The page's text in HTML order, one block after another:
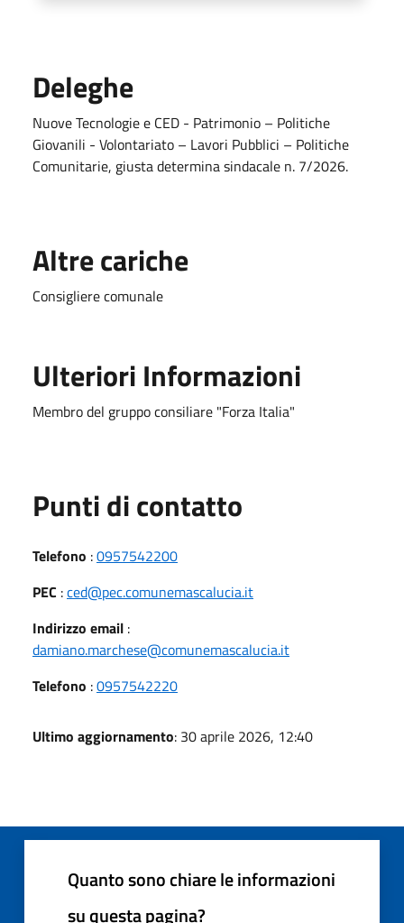
Deleghe
Nuove Tecnologie e CED - Patrimonio – Politiche
Giovanili - Volontariato – Lavori Pubblici – Politiche
Comunitarie, giusta determina sindacale n. 7/2026.
Altre cariche
Consigliere comunale
Ulteriori Informazioni
Membro del gruppo consiliare "Forza Italia"
Punti di contatto
Telefono :0957542200
PEC :ced@pec.comunemascalucia.it
Indirizzo email :
damiano.marchese@comunemascalucia.it
Telefono :0957542220
Ultimo aggiornamento: 30 aprile 2026, 12:40
Quanto sono chiare le informazioni
su questa pagina?